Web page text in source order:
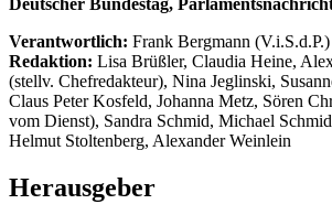
Deutscher Bundestag,
Verantwortlich: Frank Bergmann (V.i.S.d.P.)
Redaktion: Lisa Brüßler, Claudia Heine,
(stellv. Chefredakteur), Nina Jeglinski,
Claus Peter Kosfeld, Johanna Metz, Sören
vom Dienst), Sandra Schmid, Michael
Helmut Stoltenberg, Alexander Weinlein
Herausgeber